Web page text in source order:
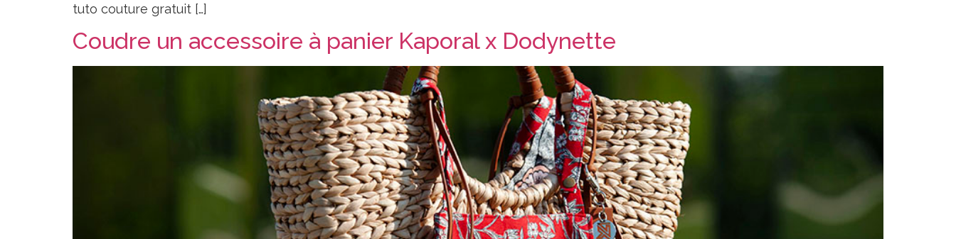
tuto couture gratuit […]
Coudre un accessoire à panier Kaporal x Dodynette